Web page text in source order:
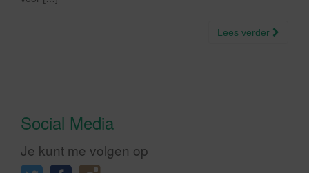
Lees verder
Social Media
Je kunt me volgen op